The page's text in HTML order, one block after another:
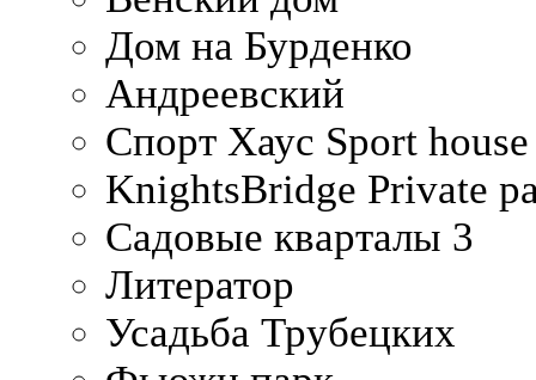
Дом на Бурденко
Андреевский
Спорт Хаус Sport house
KnightsBridge Private
Садовые кварталы 3
Литератор
Усадьба Трубецких